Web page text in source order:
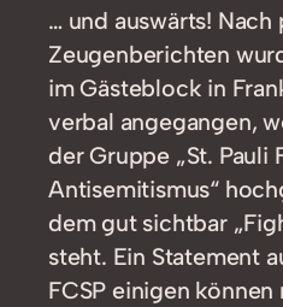
… und auswärts! Nach
Zeugenberichten
im Gästeblock in
verbal angegangen,
der Gruppe „St. Pauli
Antisemitismus“
dem gut sichtbar
steht. Ein Statement
FCSP einigen können